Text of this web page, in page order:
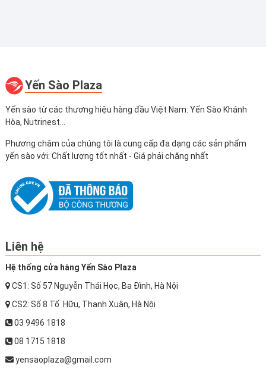
Yến Sào Plaza
Yến sào từ các thương hiệu hàng đầu Việt Nam: Yến Sào Khánh
Hòa, Nutrinest...
Phương châm của chúng tôi là cung cấp đa dạng các sản phẩm
yến sào với: Chất lượng tốt nhất - Giá phải chăng nhất
Liên hệ
Hệ thống cửa hàng Yến Sào Plaza
CS1: Số 57 Nguyễn Thái Học, Ba Đình, Hà Nội
CS2: Số 8 Tố Hữu, Thanh Xuân, Hà Nội
03 9496 1818
08 1715 1818
yensaoplaza@gmail.com